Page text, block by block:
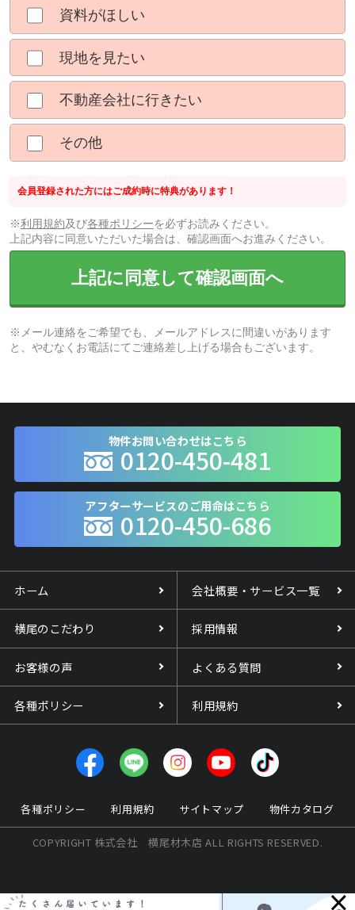
資料がほしい
現地を見たい
不動産会社に行きたい
その他
会員登録された方にはご成約時に特典があります！
※利用規約及び各種ポリシーを必ずお読みください。
上記内容に同意いただいた場合は、確認画面へお進みください。
上記に同意して確認画面へ
※メール連絡をご希望でも、メールアドレスに間違いがあります
と、やむなくお電話にてご連絡差し上げる場合もございます。
物件お問い合わせはこちら
0120-450-481
アフターサービスのご用命はこちら
0120-450-686
ホーム 会社概要・サービス一覧
横尾のこだわり 採用情報
お客様の声 よくある質問
各種ポリシー 利用規約
各種ポリシー 利用規約 サイトマップ 物件カタログ
COPYRIGHT 株式会社 横尾材木店 ALL RIGHTS RESERVED.
×